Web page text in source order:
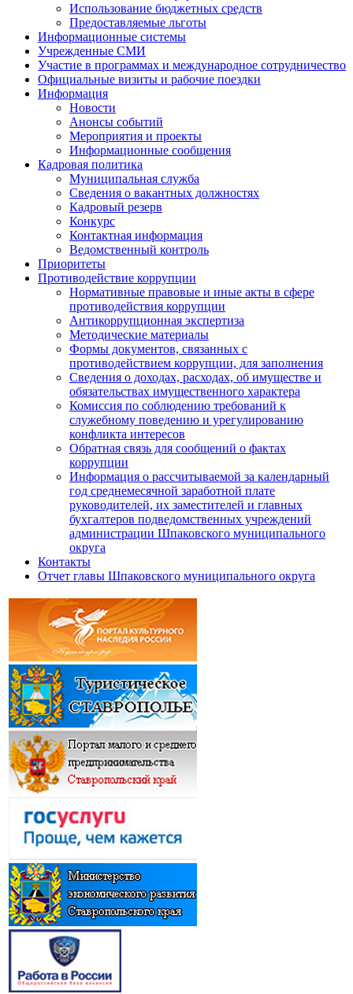
Использование бюджетных средств
Предоставляемые льготы
Информационные системы
Учрежденные СМИ
Участие в программах и международное сотрудничество
Официальные визиты и рабочие поездки
Информация
Новости
Анонсы событий
Мероприятия и проекты
Информационные сообщения
Кадровая политика
Муниципальная служба
Сведения о вакантных должностях
Кадровый резерв
Конкурс
Контактная информация
Ведомственный контроль
Приоритеты
Противодействие коррупции
Нормативные правовые и иные акты в сфере
противодействия коррупции
Антикоррупционная экспертиза
Методические материалы
Формы документов, связанных с
противодействием коррупции, для заполнения
Сведения о доходах, расходах, об имуществе и
обязательствах имущественного характера
Комиссия по соблюдению требований к
служебному поведению и урегулированию
конфликта интересов
Обратная связь для сообщений о фактах
коррупции
Информация о рассчитываемой за календарный
год среднемесячной заработной плате
руководителей, их заместителей и главных
бухгалтеров подведомственных учреждений
администрации Шпаковского муниципального
округа
Контакты
Отчет главы Шпаковского муниципального округа